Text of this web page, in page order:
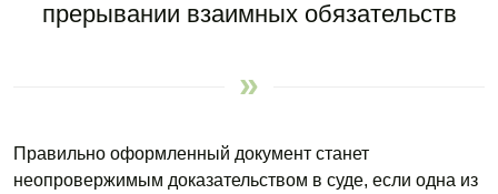
прерывании взаимных обязательств
Правильно оформленный документ станет
неопровержимым доказательством в суде, если одна из